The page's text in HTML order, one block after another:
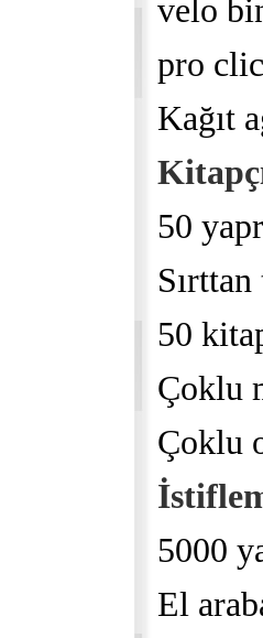
velo
pro
Kağıt
50
50
Çoklu
Çoklu
5000
El